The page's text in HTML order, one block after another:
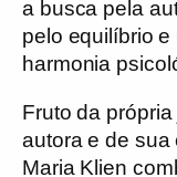
a busca pela
pelo equilíbrio
harmonia
Fruto da
autora e de sua
Maria Klien